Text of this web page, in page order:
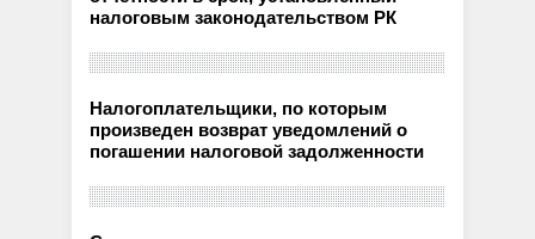
налоговым законодательством РК
Налогоплательщики, по которым
произведен возврат уведомлений о
погашении налоговой задолженности